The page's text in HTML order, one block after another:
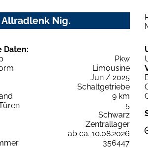
Nig.
Daten:
Pkw
Limousine
Jun / 2025
Schaltgetriebe
9 km
5
Schwarz
Zentrallager
ab ca. 10.08.2026
356447